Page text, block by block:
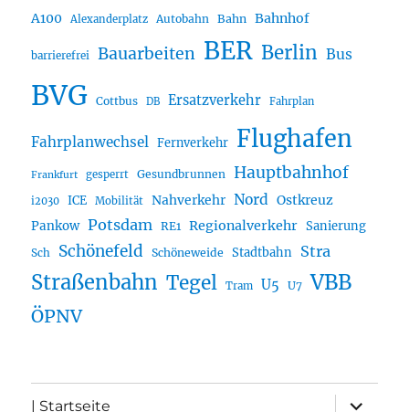
A100 Alexanderplatz Autobahn Bahn Bahnhof
barrierefrei Bauarbeiten BER Berlin Bus
BVG Cottbus DB Ersatzverkehr Fahrplan
Fahrplanwechsel Fernverkehr Flughafen
Frankfurt gesperrt Gesundbrunnen Hauptbahnhof
i2030 ICE Mobilität Nahverkehr Nord Ostkreuz
Pankow Potsdam RE1 Regionalverkehr Sanierung
Sch Schönefeld Schöneweide Stadtbahn Stra
Straßenbahn Tegel Tram U5 U7 VBB
ÖPNV
| Startseite